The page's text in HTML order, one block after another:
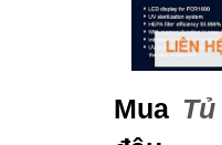
Mua